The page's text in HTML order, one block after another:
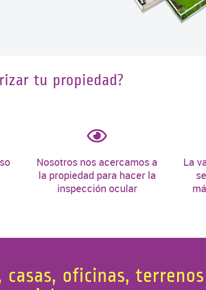
tu propiedad?
Nosotros nos acercamos a
la propiedad para hacer la
inspección ocular
La
oficinas,